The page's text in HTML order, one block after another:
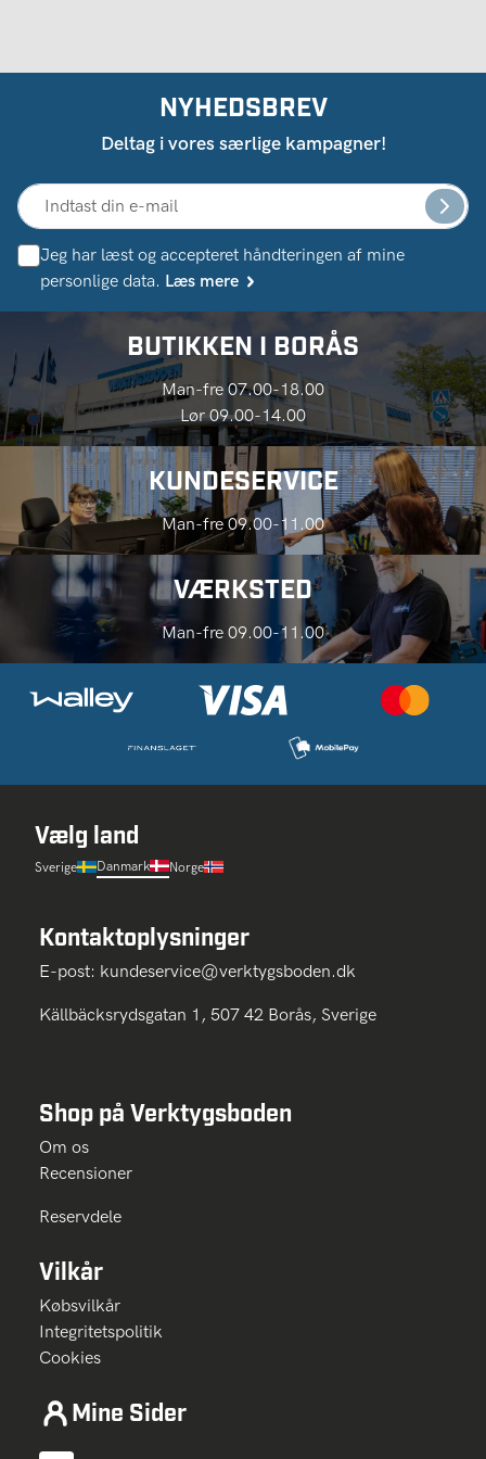
NYHEDSBREV
Deltag i vores særlige kampagner!
Jeg har læst og accepteret håndteringen af ​​mine
personlige data. Læs mere
BUTIKKEN I BORÅS
Man-fre 07.00-18.00
Lør 09.00-14.00
KUNDESERVICE
Man-fre 09.00-11.00
VÆRKSTED
Man-fre 09.00-11.00
Vælg land
Sverige Danmark Norge
Kontaktoplysninger
E-post: kundeservice@verktygsboden.dk
Källbäcksrydsgatan 1, 507 42 Borås, Sverige
Shop på Verktygsboden
Om os
Recensioner
Reservdele
Vilkår
Købsvilkår
Integritetspolitik
Cookies
Mine Sider